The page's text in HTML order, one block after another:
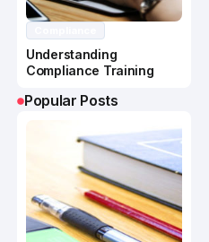
Understanding
Compliance Training
Popular Posts